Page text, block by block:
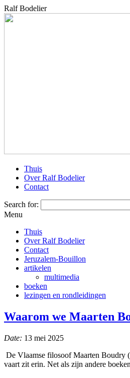
Ralf Bodelier
Thuis
Over Ralf Bodelier
Contact
Search for:
Menu
Thuis
Over Ralf Bodelier
Contact
Jeruzalem-Bouillon
artikelen
multimedia
boeken
lezingen en rondleidingen
Waarom we Maarten
Date: 13 mei 2025
De Vlaamse filosoof Maarten Boudry
vaart zit erin. Net als zijn andere